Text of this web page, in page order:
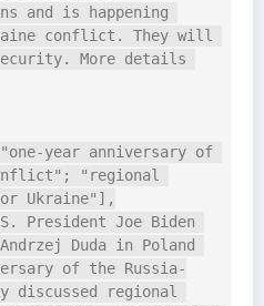
and is happening
conflict. They will
More details
year anniversary of
"regional
Ukraine"],
President Joe Biden
Duda in Poland
of the Russia-
discussed regional